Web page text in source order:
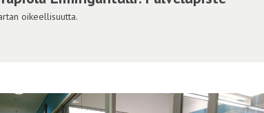
oikeellisuutta.